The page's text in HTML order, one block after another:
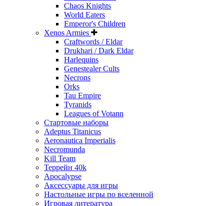
Chaos Knights
World Eaters
Emperor's Children
Xenos Armies
Craftwords / Eldar
Drukhari / Dark Eldar
Harlequins
Genestealer Cults
Necrons
Orks
Tau Empire
Tyranids
Leagues of Votann
Стартовые наборы
Adeptus Titanicus
Aeronautica Imperialis
Necromunda
Kill Team
Террейн 40k
Apocalypse
Аксессуары для игры
Настольные игры по вселенной
Игровая литература